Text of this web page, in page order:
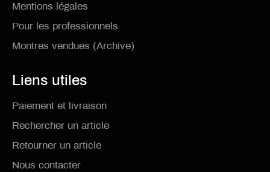
Mentions légales
Pour les professionnels
Montres vendues (Archive)
Liens utiles
Paiement et livraison
Rechercher un article
Retourner un article
Nous contacter